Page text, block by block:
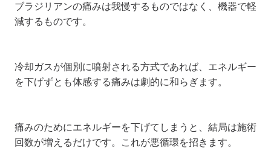
ブラジリアンの痛みは我慢するものではなく、機器で軽
減するものです。
冷却ガスが個別に噴射される方式であれば、エネルギー
を下げずとも体感する痛みは劇的に和らぎます。
痛みのためにエネルギーを下げてしまうと、結局は施術
回数が増えるだけです。これが悪循環を招きます。